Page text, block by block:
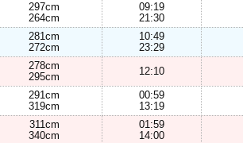
297cm
264cm
09:19
21:30
281cm
272cm
10:49
23:29
278cm
295cm
12:10
291cm
319cm
00:59
13:19
311cm
340cm
01:59
14:00